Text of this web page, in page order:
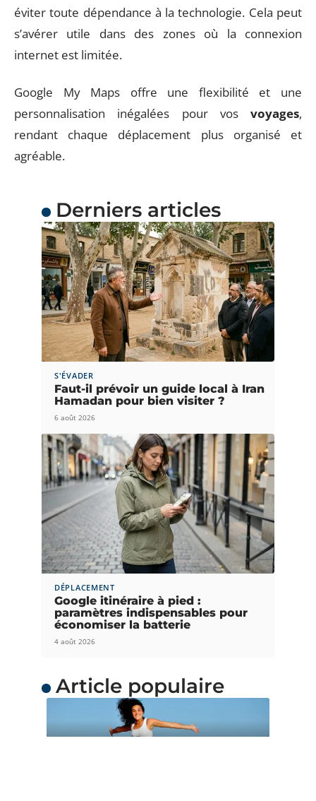
éviter toute dépendance à la technologie. Cela peut
s’avérer utile dans des zones où la connexion
internet est limitée.
Google My Maps offre une flexibilité et une
personnalisation inégalées pour vos voyages,
rendant chaque déplacement plus organisé et
agréable.
Derniers articles
S'ÉVADER
Faut-il prévoir un guide local à Iran
Hamadan pour bien visiter ?
6 août 2026
DÉPLACEMENT
Google itinéraire à pied :
paramètres indispensables pour
économiser la batterie
4 août 2026
Article populaire
ACTUS